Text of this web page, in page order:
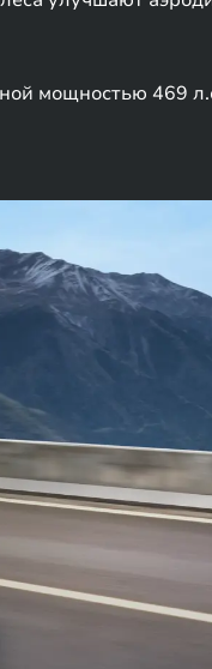
мощностью 469